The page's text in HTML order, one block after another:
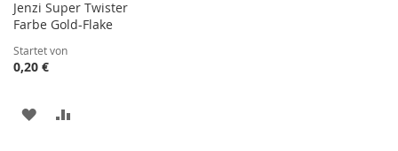
Jenzi Super Twister
Farbe Gold-Flake
Startet von
0,20 €
ZUR